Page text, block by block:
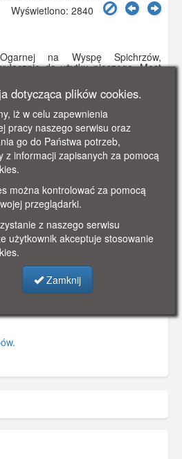
Wyświetlono: 2840
na Wyspę Spichrzów,
do użytku pieszego, Most
gdańskich mostów.
po raz pierwszy w latach
Krowią, służącą głównie do
(przed ubojem) stad bydła
rzeźników.
,bydło, wyspa spichrzów,
dotycząca plików cookies.
iż w celu zapewnienia
pracy naszego serwisu oraz
go do Państwa potrzeb,
z informacji zapisanych za pomocą
można kontrolować za pomocą
przeglądarki.
z naszego serwisu
użytkownik akceptuje stosowanie
Zamknij